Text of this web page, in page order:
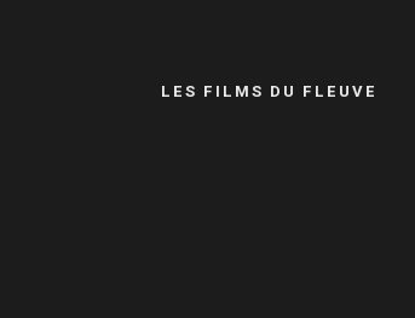
LES FILMS DU FLEUVE